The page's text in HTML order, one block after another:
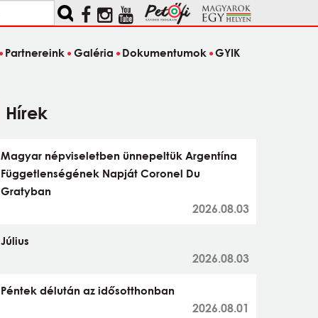
Partnereink Galéria Dokumentumok GYIK
Hírek
Magyar népviseletben ünnepeltük Argentína
Függetlenségének Napját Coronel Du
Gratyban
2026.08.03
Július
2026.08.03
Péntek délután az idősotthonban
2026.08.01